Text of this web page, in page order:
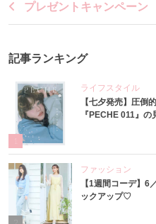
プレゼントキャンペーン
記事ランキング
ライフスタイル
【七夕発売】圧倒
『PECHE 011』
ファッション
【1週間コーデ】
ックアップ♡